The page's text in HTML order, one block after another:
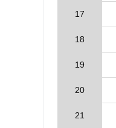
17
18
19
20
21